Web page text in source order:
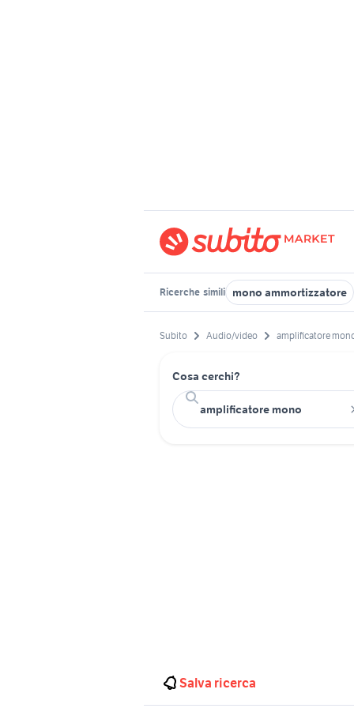
Ricerche simili mono ammortizzatore
Subito Audio/video amplificatore
Cosa cerchi?
Salva ricerca